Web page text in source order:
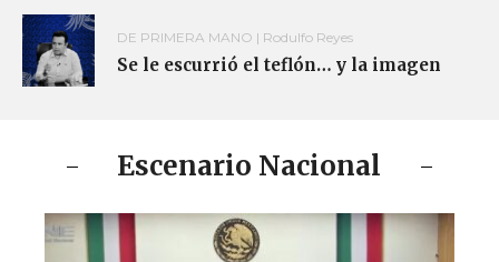
DE PRIMERA MANO | Rodulfo Reyes
Se le escurrió el teflón… y la imagen
Escenario Nacional